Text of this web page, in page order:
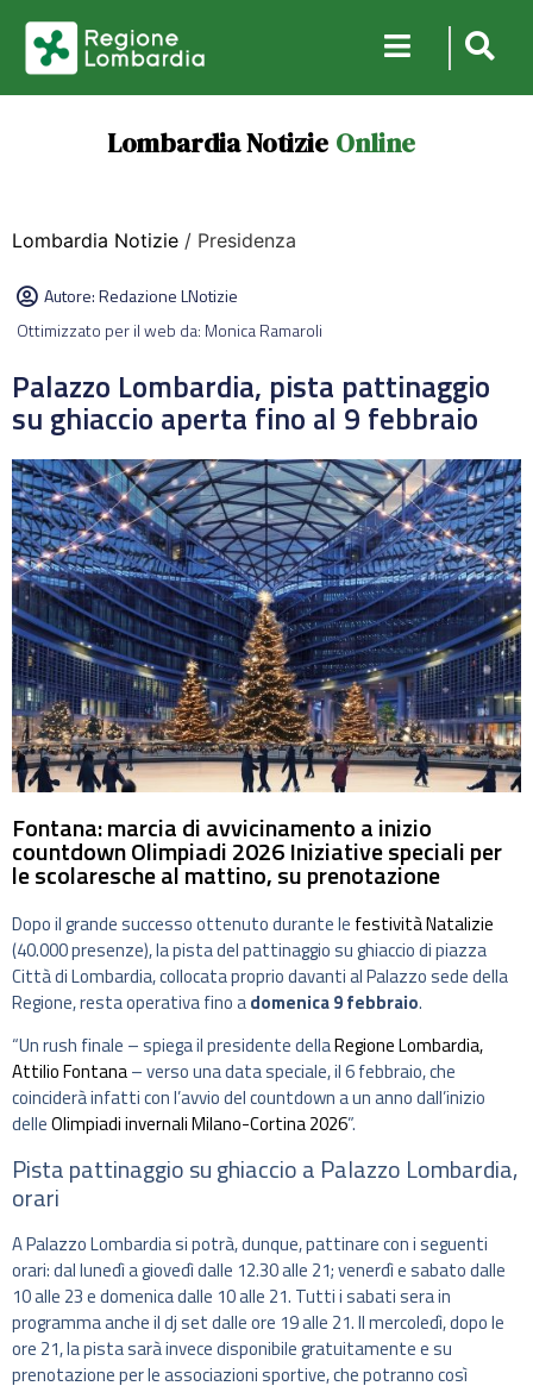
Lombardia Notizie Online
Lombardia Notizie / Presidenza
Autore:Redazione LNotizie
Ottimizzato per il web da: Monica Ramaroli
Palazzo Lombardia, pista pattinaggio
su ghiaccio aperta fino al 9 febbraio
Fontana: marcia di avvicinamento a inizio
countdown Olimpiadi 2026 Iniziative speciali per
le scolaresche al mattino, su prenotazione
Dopo il grande successo ottenuto durante le festività Natalizie
(40.000 presenze), la pista del pattinaggio su ghiaccio di piazza
Città di Lombardia, collocata proprio davanti al Palazzo sede della
Regione, resta operativa fino adomenica 9 febbraio.
“Un rush finale – spiega il presidente dellaRegione Lombardia,
Attilio Fontana– verso una data speciale, il 6 febbraio, che
coinciderà infatti con l’avvio del countdown a un anno dall’inizio
delleOlimpiadi invernali Milano-Cortina 2026”.
Pista pattinaggio su ghiaccio a Palazzo Lombardia,
orari
A Palazzo Lombardia si potrà, dunque, pattinare con i seguenti
orari: dal lunedì a giovedì dalle 12.30 alle 21; venerdì e sabato dalle
10 alle 23 e domenica dalle 10 alle 21. Tutti i sabati sera in
programma anche il dj set dalle ore 19 alle 21. Il mercoledì, dopo le
ore 21, la pista sarà invece disponibile gratuitamente e su
prenotazione per le associazioni sportive, che potranno così